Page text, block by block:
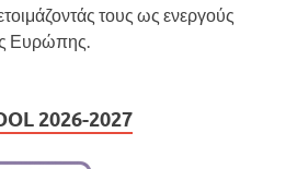
τους ως ενεργούς
Ευρώπης.
2026-2027